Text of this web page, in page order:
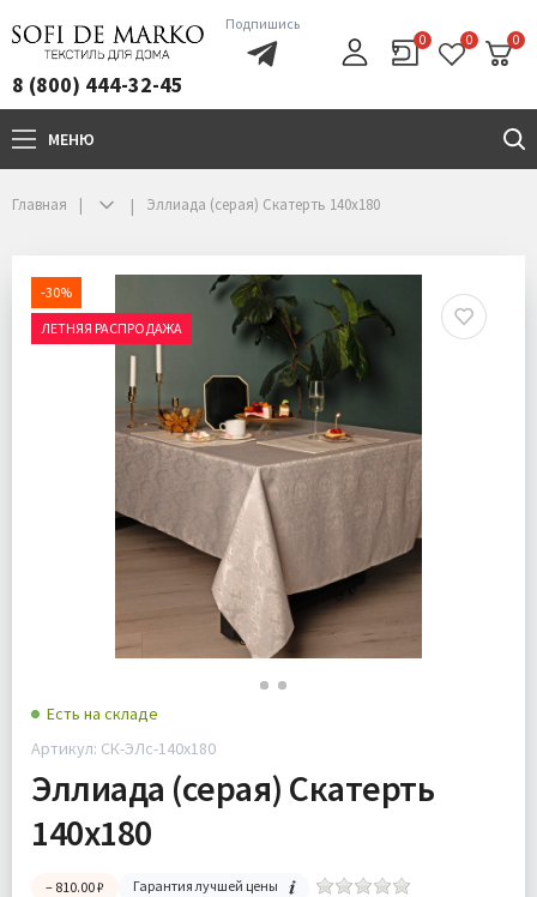
8 (800) 444-32-45
Подпишись
0 0 0
МЕНЮ
Главная Эллиада (серая) Скатерть 140х180
-30%
ЛЕТНЯЯ РАСПРОДАЖА
Есть на складе
Артикул: СК-ЭЛс-140х180
Эллиада (серая) Скатерть
140х180
– 810.00 ₽ Гарантия лучшей цены